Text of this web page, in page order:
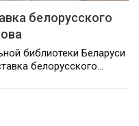
белорусского
библиотеки Беларуси
белорусского…